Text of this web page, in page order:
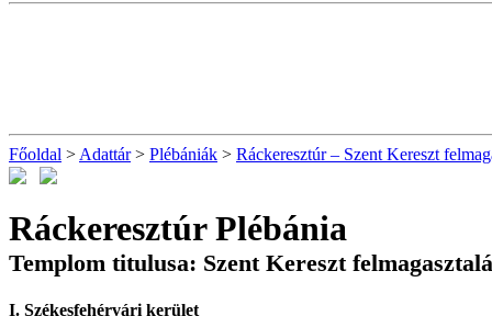
Főoldal > Adattár> Plébániák > Ráckeresztúr – Szent Kereszt
Ráckeresztúr Plébánia
Templom titulusa: Szent Kereszt
I. Székesfehérvári kerület